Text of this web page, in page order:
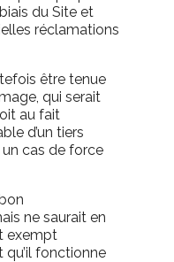
du Site et
réclamations
être tenue
qui serait
au fait
d’un tiers
cas de force
ne saurait en
exempt
qu’il fonctionne